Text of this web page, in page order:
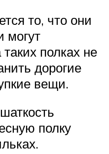
то, что они
могут
полках не
дорогие
вещи.
полку